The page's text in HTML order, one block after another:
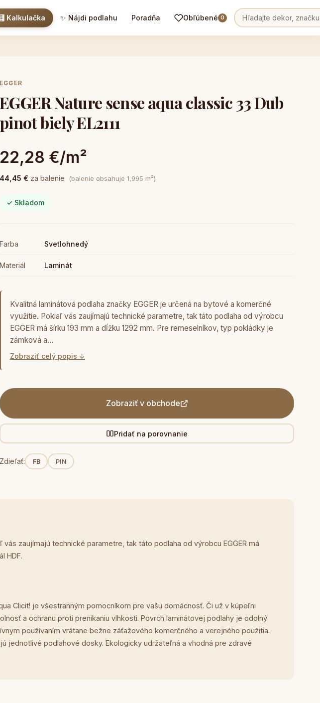
Kalkulačka ✨ Nájdi podlahu Poradňa Obľúbené 0
EGGER
EGGER Nature sense aqua classic 33 Dub
pinot biely EL2111
22,28 €/m²
44,45 € za balenie (balenie obsahuje 1,995 m²)
✓ Skladom
Farba Svetlohnedý
Materiál Laminát
Kvalitná laminátová podlaha značky EGGER je určená na bytové a komerčné
využitie. Pokiaľ vás zaujímajú technické parametre, tak táto podlaha od výrobcu
EGGER má šírku 193 mm a dĺžku 1292 mm. Pre remeselníkov, typ pokládky je
zámková a…
Zobraziť celý popis ↓
Zobraziť v obchode
Pridať na porovnanie
Zdieľať: FB PIN
zaujímajú technické parametre, tak táto podlaha od výrobcu EGGER má
HDF.
Clicit! je všestranným pomocníkom pre vašu domácnosť. Či už v kúpeľni
a ochranu proti prenikaniu vlhkosti. Povrch laminátovej podlahy je odolný
používaním vrátane bežne záťažového komerčného a verejného použitia.
jednotlivé podlahové dosky. Ekologicky udržateľná a vhodná pre zdravé